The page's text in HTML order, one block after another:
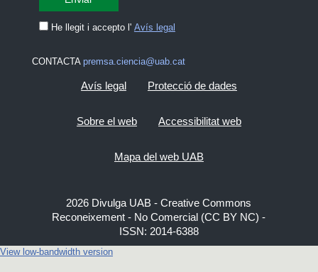
He llegit i accepto l' Avís legal
CONTACTA premsa.ciencia@uab.cat
Avís legal Protecció de dades
Sobre el web Accessibilitat web
Mapa del web UAB
2026 Divulga UAB - Creative Commons
Reconeixement - No Comercial (CC BY NC) -
ISSN: 2014-6388
View low-bandwidth version